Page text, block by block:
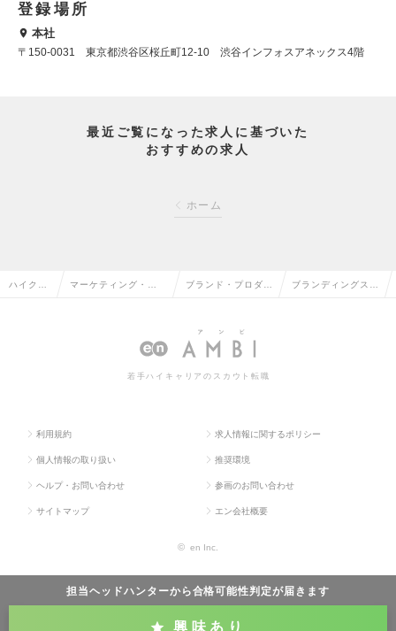
登録場所
本社
〒150-0031 東京都渋谷区桜丘町12-10 渋谷インフォスアネックス4階
最近ご覧になった求人に基づいた
おすすめの求人
ホーム
担当ヘッドハンターから合格可能性判定が届きます
興味あり
ハイクラ マーケティング・販 ブランド・プロダク
職
ブランディングスト
若手ハイキャリアのスカウト転職
利用規約 求人情報に関するポリシー
個人情報の取り扱い 推奨環境
ヘルプ・お問い合わせ 参画のお問い合わせ
サイトマップ エン会社概要
© en Inc.